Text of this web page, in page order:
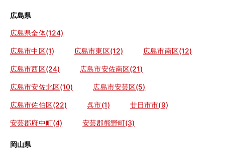
広島県
広島県全体(124)
広島市中区(1) 広島市東区(12) 広島市南区(12)
広島市西区(24) 広島市安佐南区(21)
広島市安佐北区(10) 広島市安芸区(5)
広島市佐伯区(22) 呉市(1) 廿日市市(9)
安芸郡府中町(4) 安芸郡熊野町(3)
岡山県